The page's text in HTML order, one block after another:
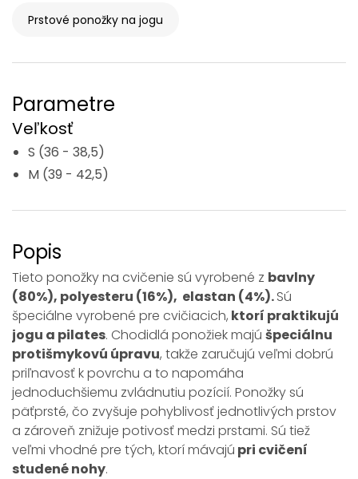
Prstové ponožky na jogu
Parametre
Veľkosť
S (36 - 38,5)
M (39 - 42,5)
Popis
Tieto ponožky na cvičenie sú vyrobené z bavlny
(80%), polyesteru (16%), elastan (4%).Sú
špeciálne vyrobené pre cvičiacich, ktorí praktikujú
jogu a pilates. Chodidlá ponožiek majú špeciálnu
protišmykovú úpravu, takže zaručujú veľmi dobrú
priľnavosť k povrchu a to napomáha
jednoduchšiemu zvládnutiu pozícií. Ponožky sú
päťprsté, čo zvyšuje pohyblivosť jednotlivých prstov
a zároveň znižuje potivosť medzi prstami. Sú tiež
veľmi vhodné pre tých, ktorí mávajú pri cvičení
studené nohy.